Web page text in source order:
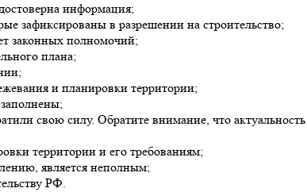
информация;
зафиксированы в разрешении на строительство;
законных полномочий;
плана;
и планировки территории;
свою силу. Обратите внимание, что
территории и его требованиям;
является неполным;
РФ.